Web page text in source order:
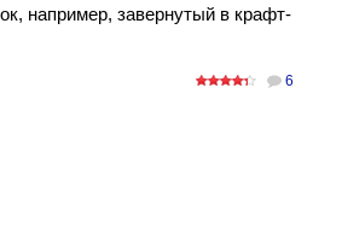
например, завернутый в крафт-
6